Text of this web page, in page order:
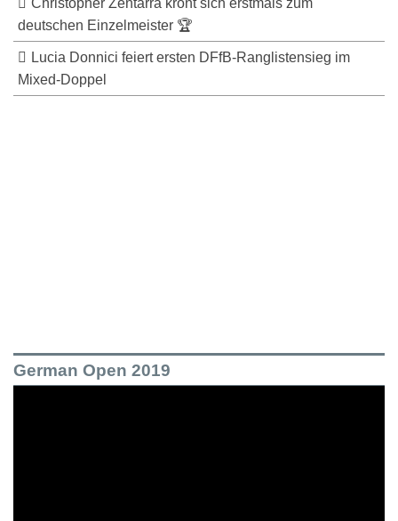
Christopher Zentarra krönt sich erstmals zum
deutschen Einzelmeister 🏆
Lucia Donnici feiert ersten DFfB-Ranglistensieg im
Mixed-Doppel
German Open 2019